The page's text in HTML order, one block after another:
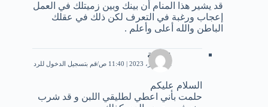
قد يشير هذا المنام أن بينك وبين زميتلك في العمل
إعجاب ورغبة في التعرف لكن ذلك في عقلك
الباطن والله أعلى وأعلم .
عائشة
11 فبراير، 2023 | 11:40 ص قم بتسجيل الدخول للرد
السلام عليكم
حلمت بأني اعطي لطليقي اللبن و قد شرب